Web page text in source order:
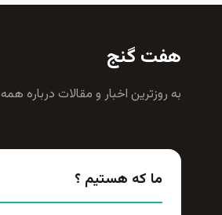
هفت گنج
به روزترين اخبار و مقالات درباره
ما که هستیم ؟